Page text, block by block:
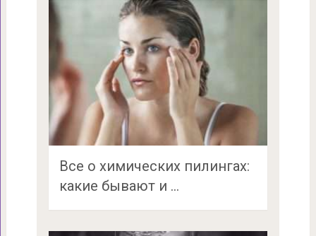
Все о химических пилингах:
какие бывают и …